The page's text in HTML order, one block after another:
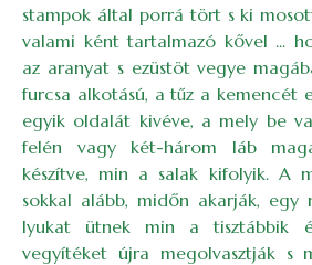
stampok által porrá tört s ki
valami ként tartalmazó kővel ...
az aranyat s ezüstöt vegye
furcsa alkotású, a tűz a kemencét
egyik oldalát kivéve, a mely be
felén vagy két-három láb
készítve, min a salak kifolyik. A
sokkal alább, midőn akarják, egy
lyukat ütnek min a tisztábbik
vegyítéket újra megolvasztják s